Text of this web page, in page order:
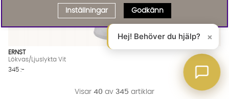
ERNST
Lökvas/Ljuslykta Vit
345 :-
Visar 40 av 345 artiklar
Inställningar Godkänn
Hej! Behöver du hjälp? ×